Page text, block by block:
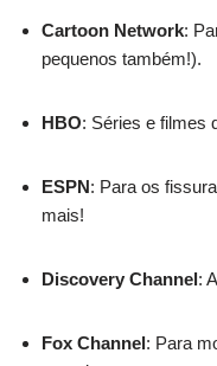
Cartoon Network:
pequenos também!).
HBO: Séries e filmes
ESPN: Para os
mais!
Discovery Channel:
Fox Channel: Para